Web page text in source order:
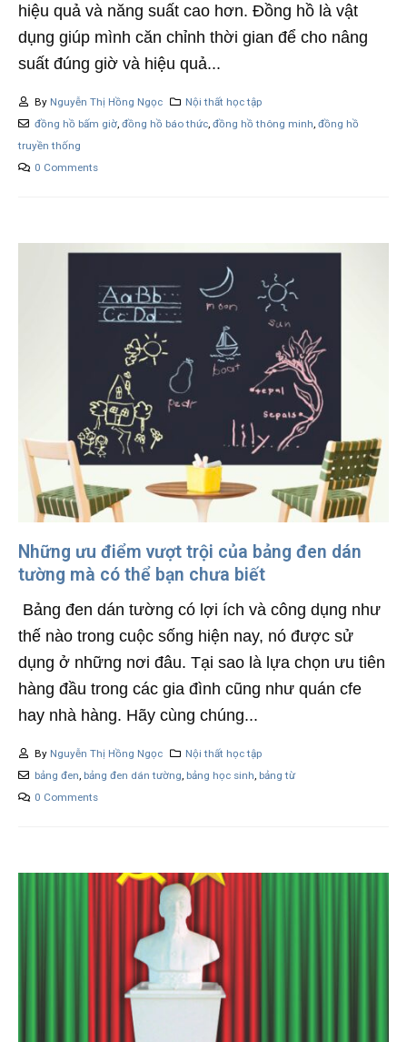
hiệu quả và năng suất cao hơn. Đồng hồ là vật
dụng giúp mình căn chỉnh thời gian để cho nâng
suất đúng giờ và hiệu quả...
By Nguyễn Thị Hồng Ngọc
Nội thất học tập
đồng hồ bấm giờ, đồng hồ báo thức, đồng hồ thông minh, đồng hồ
truyền thống
0 Comments
Những ưu điểm vượt trội của bảng đen dán
tường mà có thể bạn chưa biết
Bảng đen dán tường có lợi ích và công dụng như
thế nào trong cuộc sống hiện nay, nó được sử
dụng ở những nơi đâu. Tại sao là lựa chọn ưu tiên
hàng đầu trong các gia đình cũng như quán cfe
hay nhà hàng. Hãy cùng chúng...
By Nguyễn Thị Hồng Ngọc
Nội thất học tập
bảng đen, bảng đen dán tường, bảng học sinh, bảng từ
0 Comments